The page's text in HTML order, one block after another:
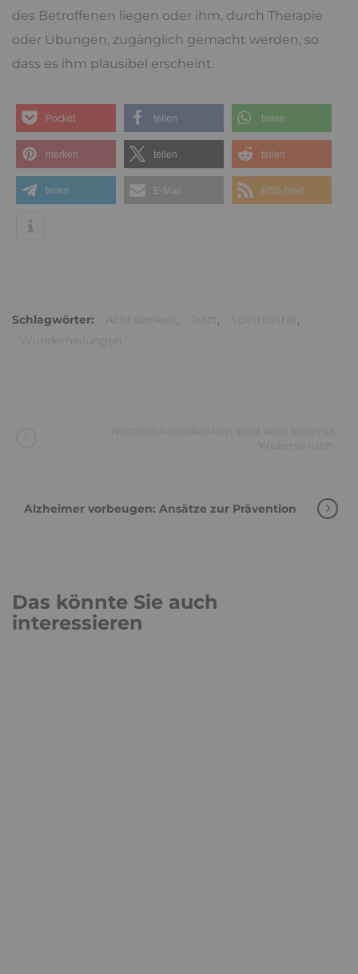
des Betroffenen liegen oder ihm, durch Therapie
oder Übungen, zugänglich gemacht werden, so
dass es ihm plausibel erscheint.
Pocket teilen teilen
merken teilen teilen
teilen E-Mail RSS-feed
Schlagwörter: , ,
,
Alzheimer vorbeugen: Ansätze zur Prävention
Das könnte Sie auch
interessieren